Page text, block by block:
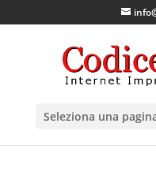
Seleziona una